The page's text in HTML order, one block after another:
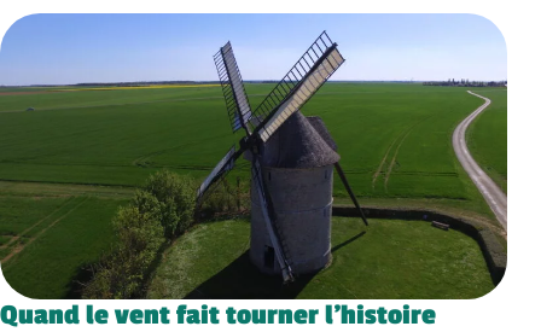
Quand le vent fait tourner l’histoire